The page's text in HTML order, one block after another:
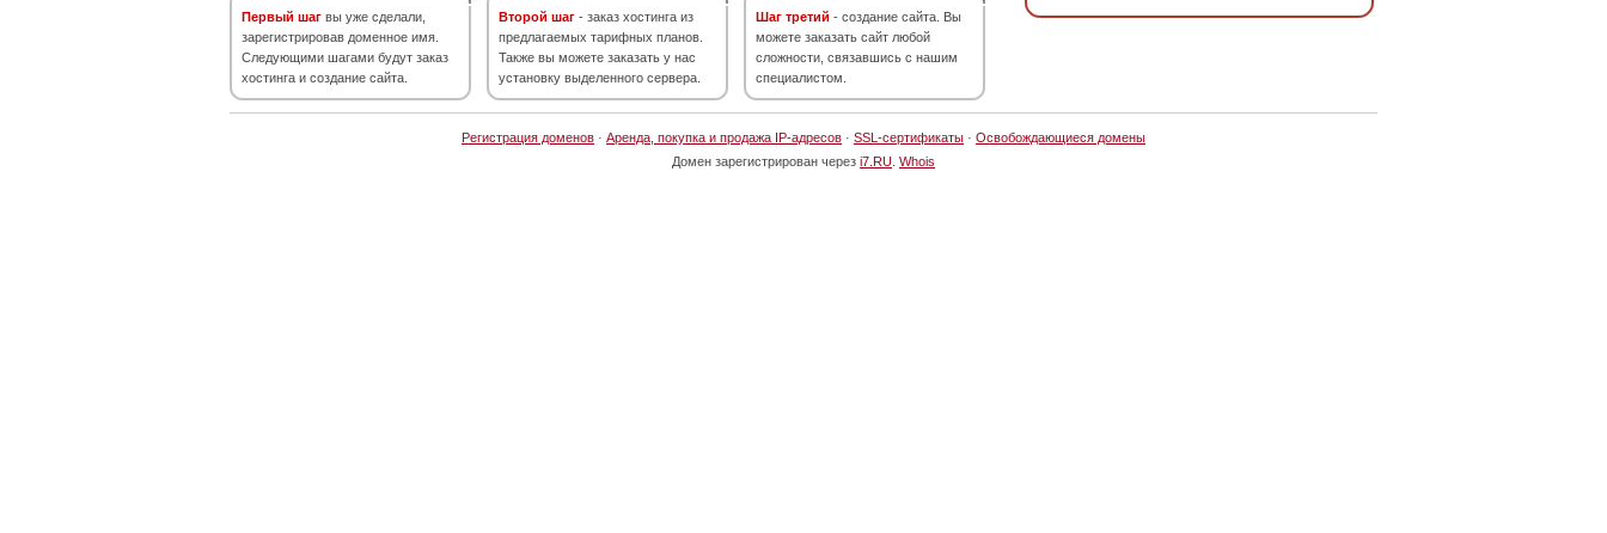
Первый шаг вы уже сделали,
зарегистрировав доменное имя.
Следующими шагами будут заказ
хостинга и создание сайта.
Второй шаг - заказ хостинга из
предлагаемых тарифных планов.
Также вы можете заказать у нас
установку выделенного сервера.
Шаг третий - создание сайта. Вы
можете заказать сайт любой
сложности, связавшись с нашим
специалистом.
Регистрация доменов · Аренда, покупка и продажа IP-адресов · SSL-сертификаты · Освобождающиеся домены
Домен зарегистрирован через i7.RU Whois